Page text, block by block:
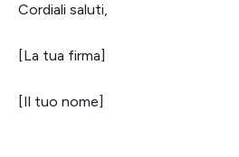
Cordiali saluti,
[La tua firma]
[Il tuo nome]